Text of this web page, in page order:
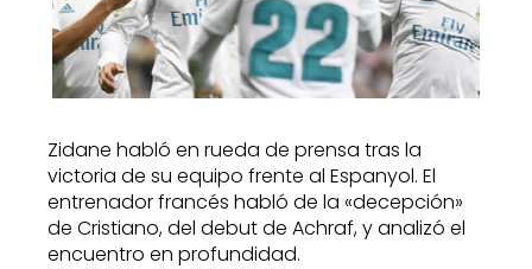
Zidane habló en rueda de prensa tras la
victoria de su equipo frente al Espanyol. El
entrenador francés habló de la «decepción»
de Cristiano, del debut de Achraf, y analizó el
encuentro en profundidad.